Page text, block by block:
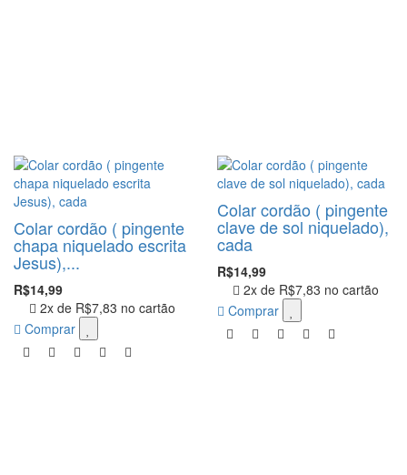
Colar cordão ( pingente
chapa niquelado escrita
Jesus),...
R$14,99
2x de R$7,83 no cartão
Comprar
Colar cordão ( pingente
clave de sol niquelado),
cada
R$14,99
2x de R$7,83 no cartão
Comprar